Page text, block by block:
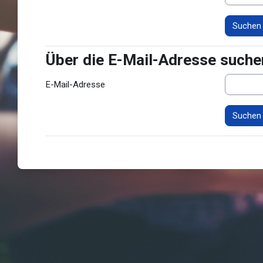
Über die E-Mail-Adresse suchen
Über die E-Mail-Adresse
E-Mail-Adresse